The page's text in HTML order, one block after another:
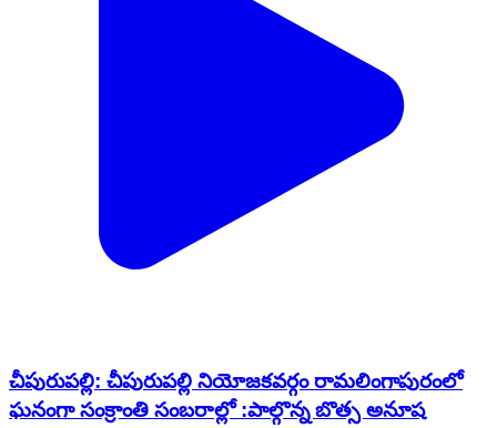
చీపురుపల్లి: చీపురుపల్లి నియోజకవర్గం రామలింగాపురంలో
ఘనంగా సంక్రాంతి సంబరాల్లో :పాల్గొన్న బొత్స అనూష